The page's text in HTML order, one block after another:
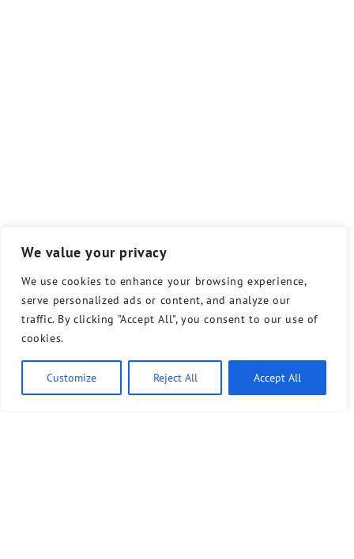
We value your privacy
We use cookies to enhance your browsing experience,
serve personalized ads or content, and analyze our
traffic. By clicking "Accept All", you consent to our use of
cookies.
Customize Reject All Accept All